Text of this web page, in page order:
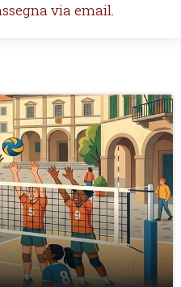
via email.